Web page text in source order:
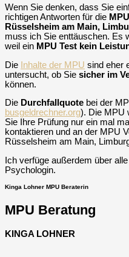
Wenn Sie denken, dass Sie
richtigen Antworten für die
Rüsselsheim am Main,
muss ich Sie enttäuschen. Es
weil ein MPU Test kein
Die Inhalte der MPU sind eher
untersucht, ob Sie sicher im
können.
Die Durchfallquote bei der
busgeldrechner.org). Die MPU
Sie Ihre Prüfung nur ein mal
kontaktieren und an der MPU
Rüsselsheim am Main,
Ich verfüge außerdem über
Psychologin.
Kinga Lohner MPU Beraterin
MPU Beratung
KINGA LOHNER